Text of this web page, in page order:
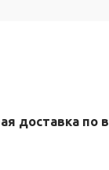
доставка по